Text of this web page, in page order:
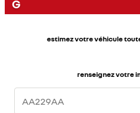
G
estimez votre véhicule
renseignez votre